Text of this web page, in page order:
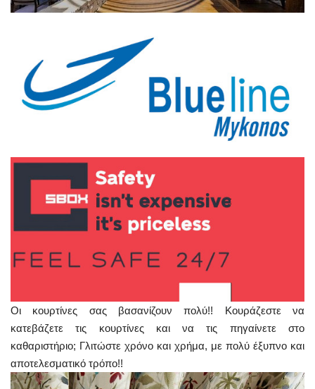
Οι κουρτίνες σας βασανίζουν πολύ!! Κουράζεστε να
κατεβάζετε τις κουρτίνες και να τις πηγαίνετε στο
καθαριστήριο; Γλιτώστε χρόνο και χρήμα, με πολύ έξυπνο και
αποτελεσματικό τρόπο!!